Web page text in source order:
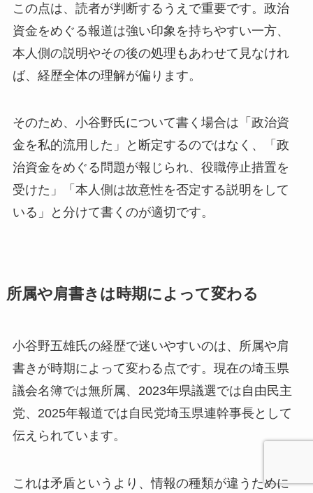
この点は、読者が判断するうえで重要です。政治
資金をめぐる報道は強い印象を持ちやすい一方、
本人側の説明やその後の処理もあわせて見なけれ
ば、経歴全体の理解が偏ります。
そのため、小谷野氏について書く場合は「政治資
金を私的流用した」と断定するのではなく、「政
治資金をめぐる問題が報じられ、役職停止措置を
受けた」「本人側は故意性を否定する説明をして
いる」と分けて書くのが適切です。
所属や肩書きは時期によって変わる
小谷野五雄氏の経歴で迷いやすいのは、所属や肩
書きが時期によって変わる点です。現在の埼玉県
議会名簿では無所属、2023年県議選では自由民主
党、2025年報道では自民党埼玉県連幹事長として
伝えられています。
これは矛盾というより、情報の種類が違うために